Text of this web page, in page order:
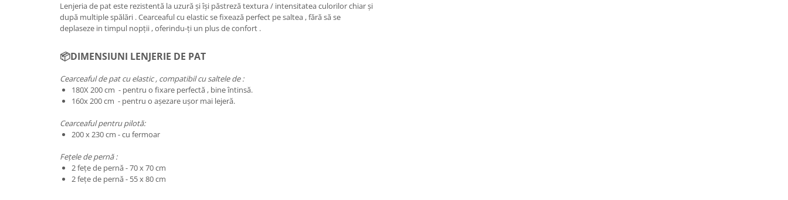
Lenjeria de pat este rezistentă la uzură și își păstreză textura / intensitatea culorilor chiar și
după multiple spălări . Cearceaful cu elastic se fixează perfect pe saltea , fără să se
deplaseze in timpul nopții , oferindu-ți un plus de confort .
📦DIMENSIUNI LENJERIE DE PAT
Cearceaful de pat cu elastic , compatibil cu saltele de :
180X 200 cm - pentru o fixare perfectă , bine întinsă.
160x 200 cm - pentru o așezare ușor mai lejeră.
Cearceaful pentru pilotă:
200 x 230 cm - cu fermoar
Fețele de pernă :
2 fețe de pernă - 70 x 70 cm
2 fețe de pernă - 55 x 80 cm